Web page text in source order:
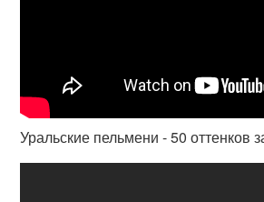
Уральские пельмени - 50 оттенков